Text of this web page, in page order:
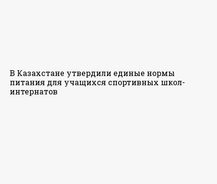
В Казахстане утвердили единые нормы
питания для учащихся спортивных школ-
интернатов